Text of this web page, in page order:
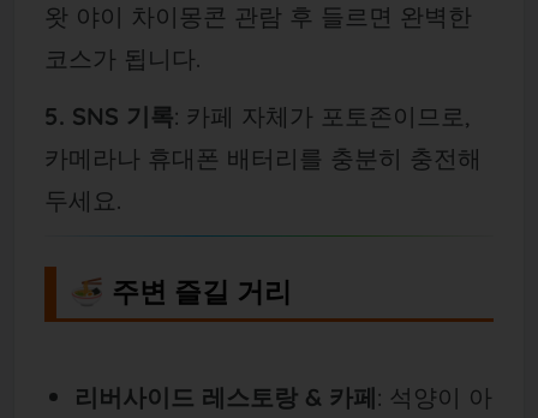
왓 야이 차이몽콘 관람 후 들르면 완벽한
코스가 됩니다.
5. SNS 기록: 카페 자체가 포토존이므로,
카메라나 휴대폰 배터리를 충분히 충전해
두세요.
🍜 주변 즐길 거리
리버사이드 레스토랑 & 카페: 석양이 아